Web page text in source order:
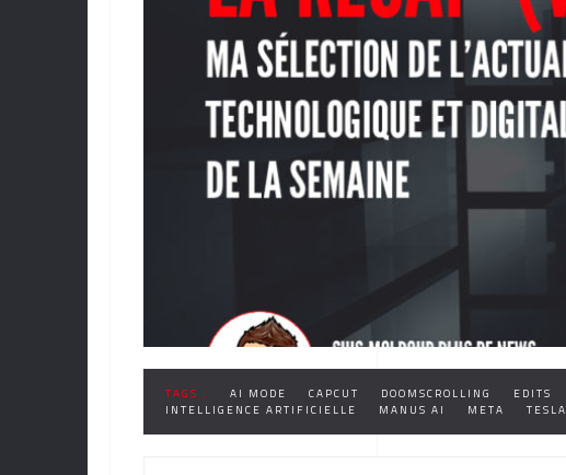
TAGS : AI MODE CAPCUT DOOMSCROLLING EDITS
INTELLIGENCE ARTIFICIELLE
MANUS AI META TESLA